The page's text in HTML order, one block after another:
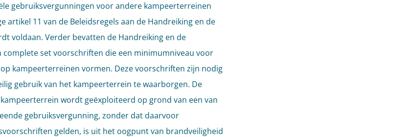
gebruiksvergunningen voor andere kampeerterreinen
artikel 11 van de Beleidsregels aan de Handreiking en de
voldaan. Verder bevatten de Handreiking en de
complete set voorschriften die een minimumniveau voor
kampeerterreinen vormen. Deze voorschriften zijn nodig
gebruik van het kampeerterrein te waarborgen. De
wordt geëxploiteerd op grond van een van
gebruiksvergunning, zonder dat daarvoor
gelden, is uit het oogpunt van brandveiligheid